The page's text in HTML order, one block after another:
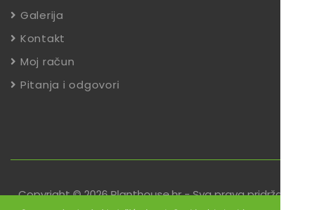
Galerija
Kontakt
Moj račun
Pitanja i odgovori
Copyright © 2026 Planthouse.hr - Sva prava pridržana